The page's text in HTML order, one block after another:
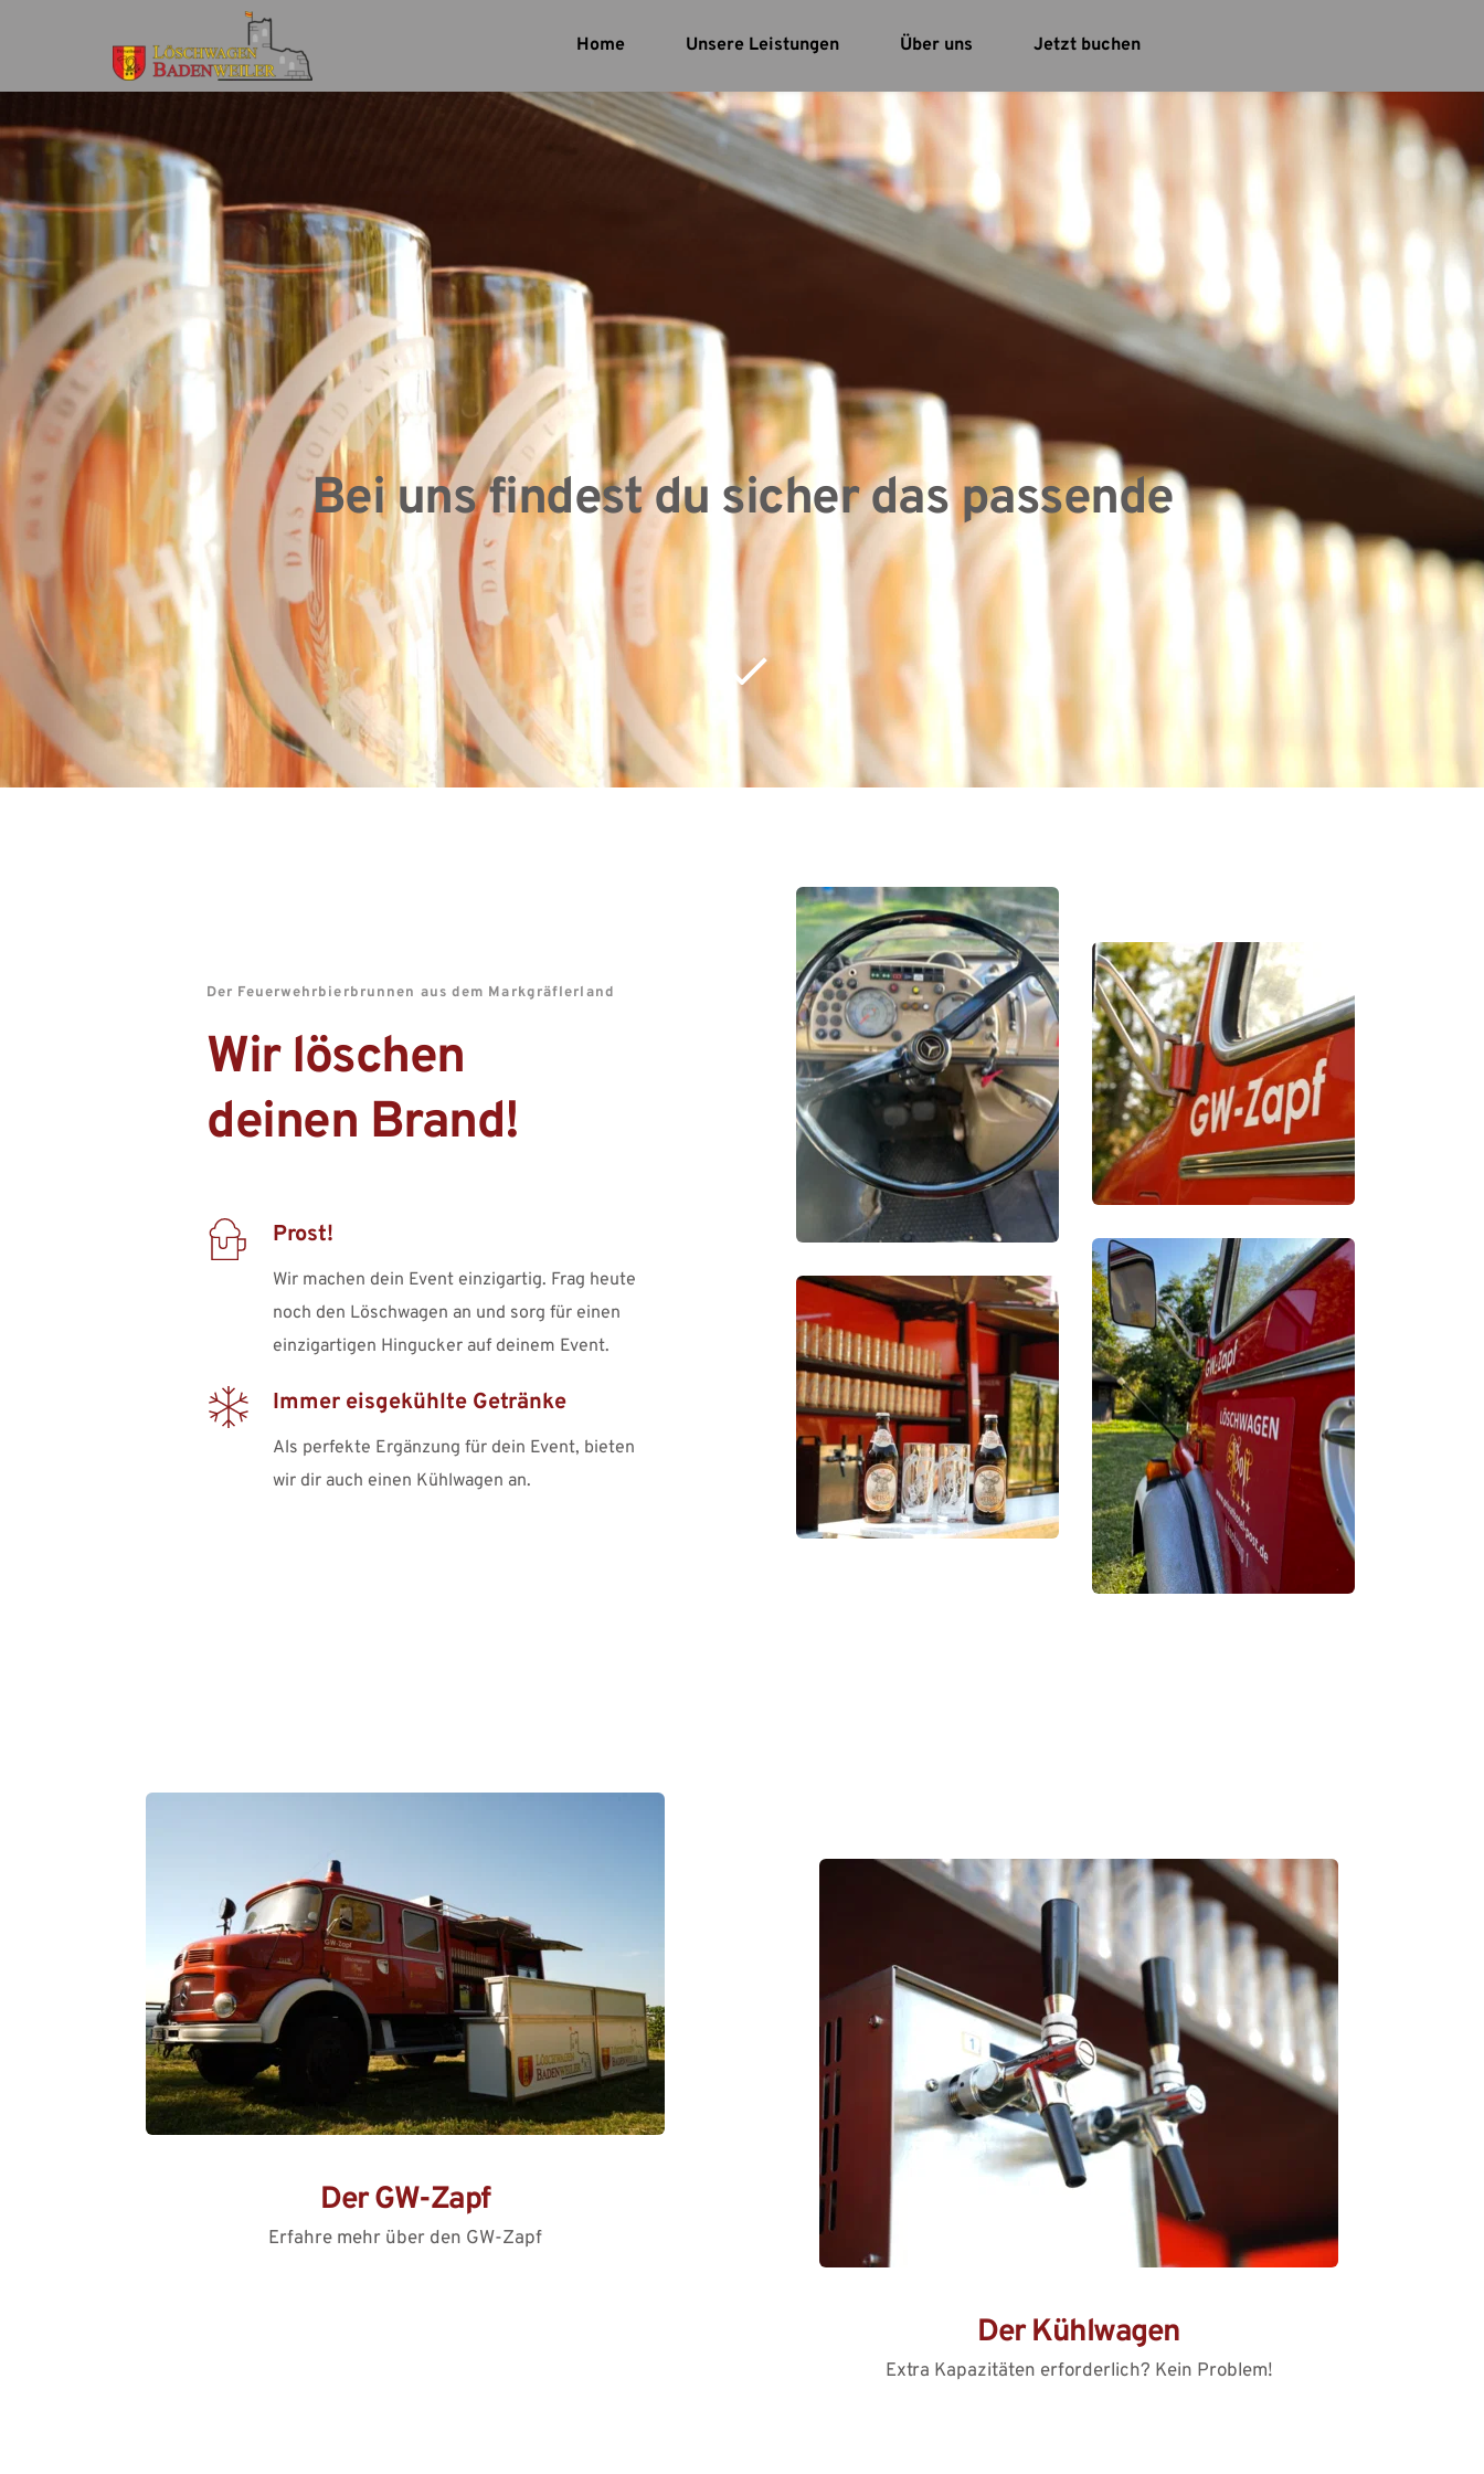
Home Unsere Leistungen Über uns Jetzt buchen
Bei uns findest du sicher das passende
Der Feuerwehrbierbrunnen aus dem Markgräflerland
Wir löschen
deinen Brand!
Prost!
Wir machen dein Event einzigartig. Frag heute
noch den Löschwagen an und sorg für einen
einzigartigen Hingucker auf deinem Event.
Immer eisgekühlte Getränke
Als perfekte Ergänzung für dein Event, bieten
wir dir auch einen Kühlwagen an.
Der GW-Zapf
Erfahre mehr über den GW-Zapf
Der Kühlwagen
Extra Kapazitäten erforderlich? Kein Problem!